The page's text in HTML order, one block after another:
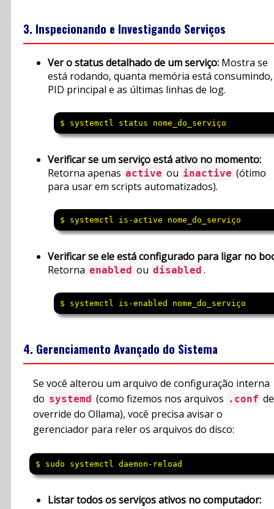
3. Inspecionando e Investigando Serviços
Ver o status detalhado de um serviço: Mostra se
está rodando, quanta memória está
PID principal e as últimas linhas de log.
$ systemctl status nome_do_serviço
Verificar se um serviço está ativo no momento:
Retorna apenas active ou inactive (ótimo
para usar em scripts automatizados).
$ systemctl is-active nome_do_serviço
Verificar se ele está configurado para ligar no
Retorna enabled ou disabled .
$ systemctl is-enabled nome_do_serviço
4. Gerenciamento Avançado do Sistema
Se você alterou um arquivo de configuração interna
do systemd (como fizemos nos arquivos .conf de
override do Ollama), você precisa avisar o
gerenciador para reler os arquivos do disco:
$ sudo systemctl daemon-reload
Listar todos os serviços ativos no computador: